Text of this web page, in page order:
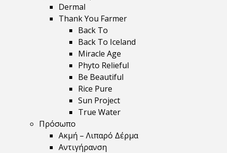
Dermal
Thank You Farmer
Back To
Back To Iceland
Miracle Age
Phyto Relieful
Be Beautiful
Rice Pure
Sun Project
True Water
Πρόσωπο
Ακμή – Λιπαρό Δέρμα
Αντιγήρανση